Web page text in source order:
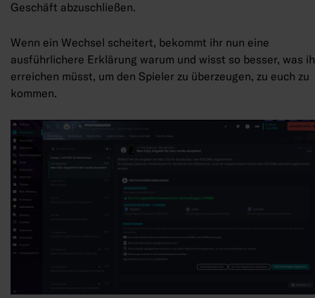
Geschäft abzuschließen.
Wenn ein Wechsel scheitert, bekommt ihr nun eine
ausführlichere Erklärung warum und wisst so besser, was
erreichen müsst, um den Spieler zu überzeugen, zu euch zu
kommen.